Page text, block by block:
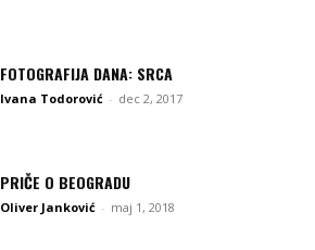
FOTOGRAFIJA DANA: SRCA
Ivana Todorović - dec 2, 2017
PRIČE O BEOGRADU
Oliver Janković - maj 1, 2018